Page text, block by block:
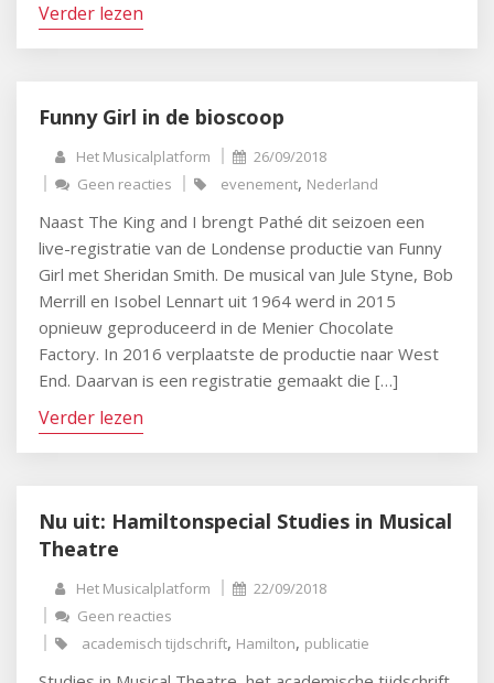
Verder lezen
Funny Girl in de bioscoop
Het Musicalplatform
26/09/2018
Geen reacties
evenement, Nederland
Naast The King and I brengt Pathé dit seizoen een
live-registratie van de Londense productie van Funny
Girl met Sheridan Smith. De musical van Jule Styne, Bob
Merrill en Isobel Lennart uit 1964 werd in 2015
opnieuw geproduceerd in de Menier Chocolate
Factory. In 2016 verplaatste de productie naar West
End. Daarvan is een registratie gemaakt die […]
Verder lezen
Nu uit: Hamiltonspecial Studies in Musical
Theatre
Het Musicalplatform
22/09/2018
Geen reacties
academisch tijdschrift, Hamilton, publicatie